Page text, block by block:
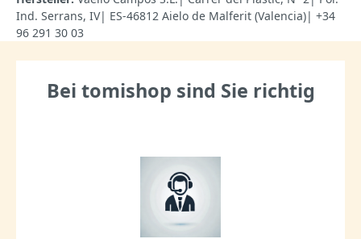
Ind. Serrans, IV| ES-46812 Aielo de Malferit (Valencia)| +34
96 291 30 03
Bei tomishop sind Sie richtig